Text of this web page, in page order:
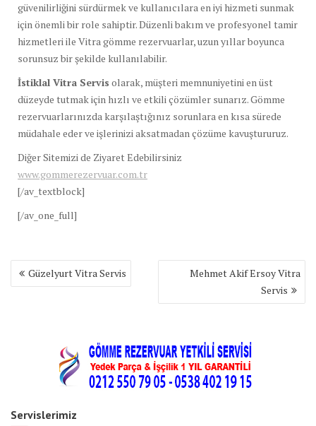
güvenilirliğini sürdürmek ve kullanıcılara en iyi hizmeti sunmak
için önemli bir role sahiptir. Düzenli bakım ve profesyonel tamir
hizmetleri ile Vitra gömme rezervuarlar, uzun yıllar boyunca
sorunsuz bir şekilde kullanılabilir.
İstiklal Vitra Servis olarak, müşteri memnuniyetini en üst
düzeyde tutmak için hızlı ve etkili çözümler sunarız. Gömme
rezervuarlarınızda karşılaştığınız sorunlara en kısa sürede
müdahale eder ve işlerinizi aksatmadan çözüme kavuştururuz.
Diğer Sitemizi de Ziyaret Edebilirsiniz
www.gommerezervuar.com.tr
[/av_textblock]
[/av_one_full]
Yazı
gezinmesi
Güzelyurt Vitra Servis
Mehmet Akif Ersoy Vitra
Servis
Servislerimiz